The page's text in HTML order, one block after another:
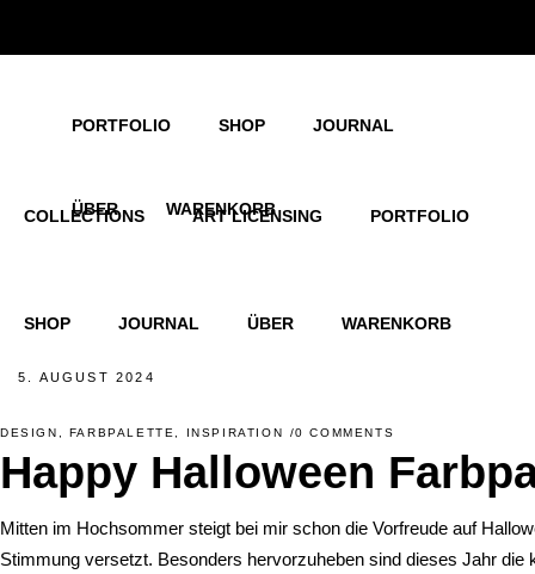
COLLECTIONS ART LICENSING PORTFOLIO
SHOP JOURNAL ÜBER WARENKORB
PORTFOLIO SHOP JOURNAL
ÜBER WARENKORB
5. AUGUST 2024
DESIGN FARBPALETTE INSPIRATION 0 COMMENTS
Happy Halloween
Mitten im Hochsommer steigt bei mir schon die Vorfreude auf
Stimmung versetzt. Besonders hervorzuheben sind dieses Jahr